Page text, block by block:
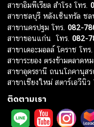
สาขาอิมพีเรียล สำโรง โทร.
สาขาชลบุรี หลังเซ็นทรัล ชล
สาขานครปฐม โทร. 082-
สาขาขอนแก่น โทร. 082-
สาขาเดอะมอลล์ โคราช โทร.
สาขาระยอง ตรงข้ามตลาดห
สาขาอุดรธานี ถนนโภคานุส
สาขาเชียงใหม่ สตาร์เอวีนิว
ติดตามเรา